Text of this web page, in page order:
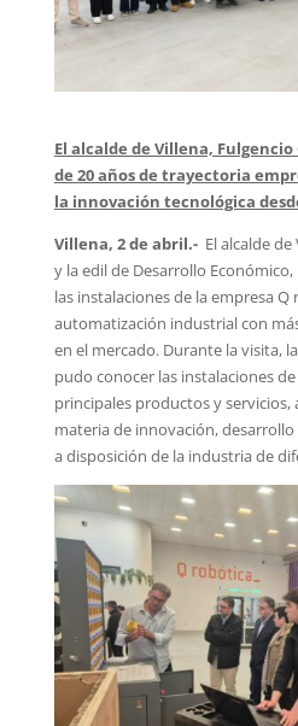
El alcalde de Villena,
de 20 años de trayectoria
la innovación tecnológica
Villena, 2 de abril.- El alcalde
y la edil de Desarrollo
las instalaciones de la empresa
automatización industrial con
en el mercado. Durante la visita,
pudo conocer las instalaciones
principales productos y servicios,
materia de innovación,
a disposición de la industria de